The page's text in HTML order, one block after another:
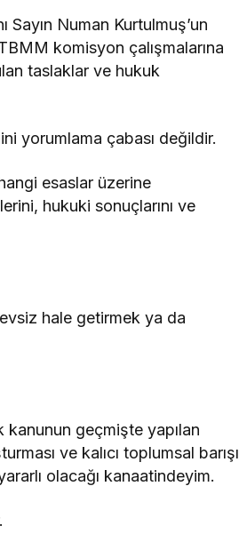
Sayın Numan Kurtulmuş’un
komisyon çalışmalarına
taslaklar ve hukuk
yorumlama çabası değildir.
esaslar üzerine
hukuki sonuçlarını ve
hale getirmek ya da
kanunun geçmişte yapılan
ve kalıcı toplumsal barışı
olacağı kanaatindeyim.